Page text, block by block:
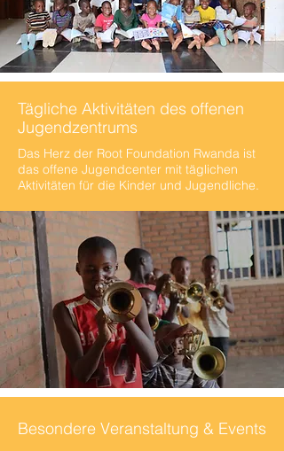
Tägliche Aktivitäten des offenen
Jugendzentrums
Das Herz der Root Foundation Rwanda ist
das offene Jugendcenter mit täglichen
Aktivitäten für die Kinder und Jugendliche.
Besondere Veranstaltung & Events